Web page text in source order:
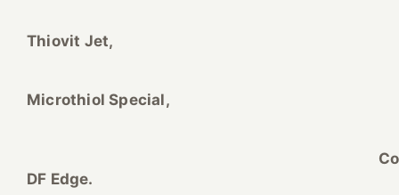
Thiovit Jet,
Microthiol Special,
DF Edge.